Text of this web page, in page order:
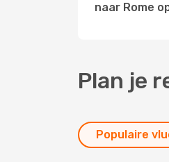
naar Rome
Plan je
Populaire